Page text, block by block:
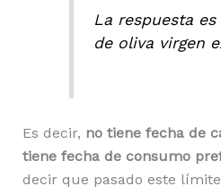
La respuesta
de oliva virgen
Es decir, no tiene fecha de
tiene fecha de consumo
decir que pasado este